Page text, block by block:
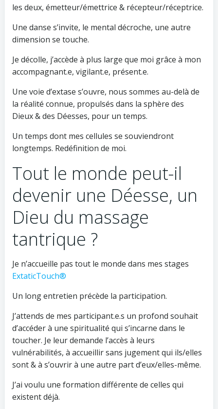
les deux, émetteur/émettrice & récepteur/réceptrice.
Une danse s’invite, le mental décroche, une autre
dimension se touche.
Je décolle, j’accède à plus large que moi grâce à mon
accompagnant.e, vigilant.e, présent.e.
Une voie d’extase s’ouvre, nous sommes au-delà de
la réalité connue, propulsés dans la sphère des
Dieux & des Déesses, pour un temps.
Un temps dont mes cellules se souviendront
longtemps. Redéfinition de moi.
Tout le monde peut-il
devenir une Déesse, un
Dieu du massage
tantrique ?
Je n’accueille pas tout le monde dans mes stages
ExtaticTouch®
Un long entretien précède la participation.
J’attends de mes participant.e.s un profond souhait
d’accéder à une spiritualité qui s’incarne dans le
toucher. Je leur demande l’accès à leurs
vulnérabilités, à accueillir sans jugement qui ils/elles
sont & à s’ouvrir à une autre part d’eux/elles-même.
J’ai voulu une formation différente de celles qui
existent déjà.